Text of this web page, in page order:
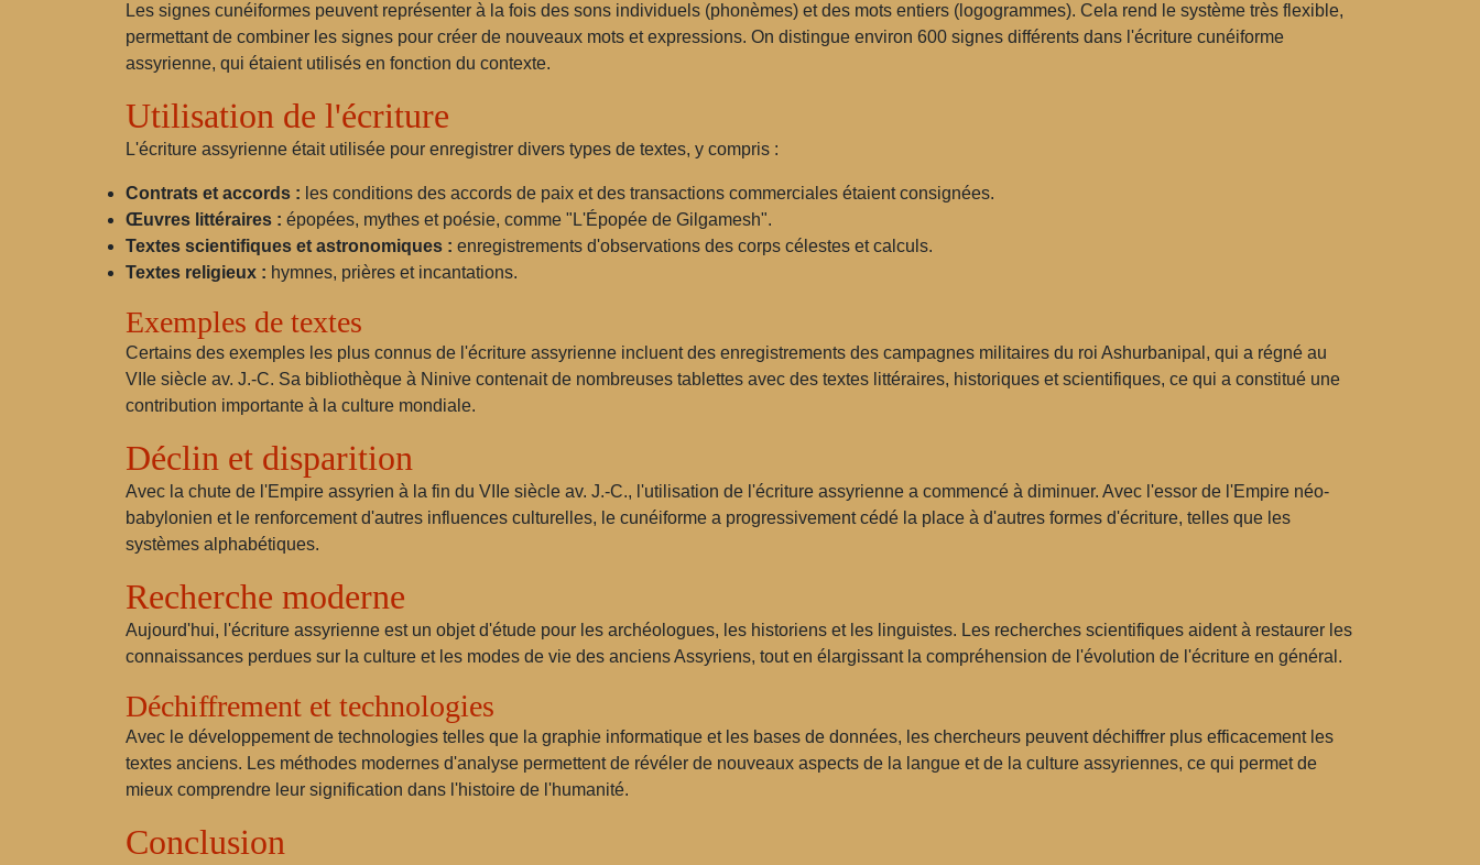
Les signes cunéiformes peuvent représenter à la fois des sons individuels (phonèmes) et des mots entiers (logogrammes). Cela rend le système très flexible,
permettant de combiner les signes pour créer de nouveaux mots et expressions. On distingue environ 600 signes différents dans l'écriture cunéiforme
assyrienne, qui étaient utilisés en fonction du contexte.
Utilisation de l'écriture
L'écriture assyrienne était utilisée pour enregistrer divers types de textes, y compris :
Contrats et accords : les conditions des accords de paix et des transactions commerciales étaient consignées.
Œuvres littéraires : épopées, mythes et poésie, comme "L'Épopée de Gilgamesh".
Textes scientifiques et astronomiques : enregistrements d'observations des corps célestes et calculs.
Textes religieux : hymnes, prières et incantations.
Exemples de textes
Certains des exemples les plus connus de l'écriture assyrienne incluent des enregistrements des campagnes militaires du roi Ashurbanipal, qui a régné au
VIIe siècle av. J.-C. Sa bibliothèque à Ninive contenait de nombreuses tablettes avec des textes littéraires, historiques et scientifiques, ce qui a constitué une
contribution importante à la culture mondiale.
Déclin et disparition
Avec la chute de l'Empire assyrien à la fin du VIIe siècle av. J.-C., l'utilisation de l'écriture assyrienne a commencé à diminuer. Avec l'essor de l'Empire néo-
babylonien et le renforcement d'autres influences culturelles, le cunéiforme a progressivement cédé la place à d'autres formes d'écriture, telles que les
systèmes alphabétiques.
Recherche moderne
Aujourd'hui, l'écriture assyrienne est un objet d'étude pour les archéologues, les historiens et les linguistes. Les recherches scientifiques aident à restaurer les
connaissances perdues sur la culture et les modes de vie des anciens Assyriens, tout en élargissant la compréhension de l'évolution de l'écriture en général.
Déchiffrement et technologies
Avec le développement de technologies telles que la graphie informatique et les bases de données, les chercheurs peuvent déchiffrer plus efficacement les
textes anciens. Les méthodes modernes d'analyse permettent de révéler de nouveaux aspects de la langue et de la culture assyriennes, ce qui permet de
mieux comprendre leur signification dans l'histoire de l'humanité.
Conclusion